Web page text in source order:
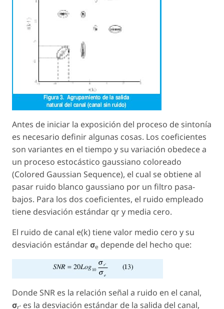
Antes de iniciar la exposición del proceso de sintonía
es necesario definir algunas cosas. Los coeficientes
son variantes en el tiempo y su variación obedece a
un proceso estocástico gaussiano coloreado
(Colored Gaussian Sequence), el cual se obtiene al
pasar ruido blanco gaussiano por un filtro pasa-
bajos. Para los dos coeficientes, el ruido empleado
tiene desviación estándar qr y media cero.
El ruido de canal e(k) tiene valor medio cero y su
desviación estándarσe depende del hecho que:
Donde SNR es la relación señal a ruido en el canal,
σr' es la desviación estándar de la salida del canal,